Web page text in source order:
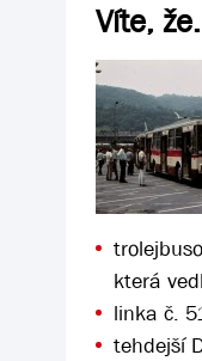
Víte,
která
linka č.
tehdejší